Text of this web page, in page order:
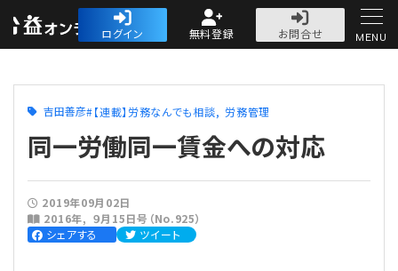
公益・一般法人オ
ログイン 無料登録
お問合せ
人気記事
MENU
吉田善彦 【連載】労務なんでも相談 労務管理
同一労働同一賃金への対応
2019年09月02日
2016年
９月15日号（No.925）
シェアする
ツイート